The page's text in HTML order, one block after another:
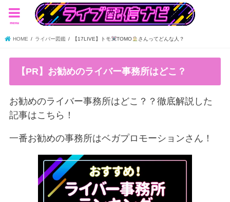
menu
HOME ライバー図鑑 【17LIVE】トモ TOMO さんってどんな人？
【PR】お勧めのライバー事務所はどこ？
お勧めのライバー事務所はどこ？？徹底解説した
記事はこちら！
一番お勧めの事務所はベガプロモーションさん！